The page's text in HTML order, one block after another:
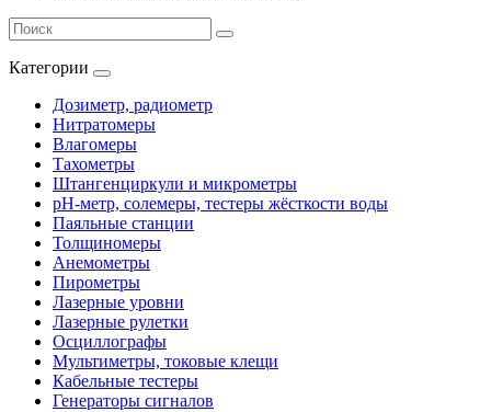
Категории
Дозиметр, радиометр
Нитратомеры
Влагомеры
Тахометры
Штангенциркули и микрометры
pH-метр, солемеры, тестеры жёсткости воды
Паяльные станции
Толщиномеры
Анемометры
Пирометры
Лазерные уровни
Лазерные рулетки
Осциллографы
Мультиметры, токовые клещи
Кабельные тестеры
Генераторы сигналов